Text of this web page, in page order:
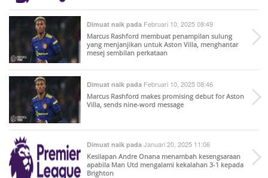
Dimuat naik pada Februari 10, 2025 08:49
Marcus Rashford membuat penampilan sulung
yang menjanjikan untuk Aston Villa, menghantar
mesej sembilan perkataan
Dimuat naik pada Februari 10, 2025 08:46
Marcus Rashford makes promising debut for Aston
Villa, sends nine-word message
Dimuat naik pada Januari 20, 2025 11:06
Kesilapan Andre Onana menambah kesengsaraan
apabila Man Utd mengalami kekalahan 3-1 kepada
Brighton